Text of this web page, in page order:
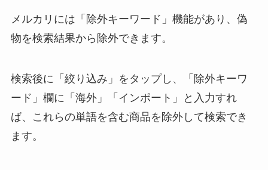
メルカリには「除外キーワード」機能があり、偽
物を検索結果から除外できます。
検索後に「絞り込み」をタップし、「除外キーワ
ード」欄に「海外」「インポート」と入力すれ
ば、これらの単語を含む商品を除外して検索でき
ます。